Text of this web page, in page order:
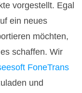
vorgestellt. Egal
ein neues
möchten,
schaffen. Wir
FoneTrans
und